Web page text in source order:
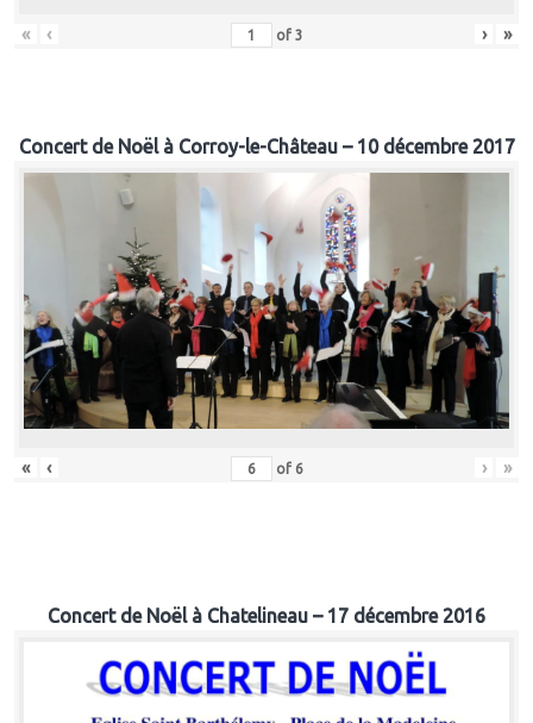
« ‹ of 3 › »
Concert de Noël à Corroy-le-Château – 10 décembre 2017
« ‹ of 6 › »
Concert de Noël à Chatelineau – 17 décembre 2016